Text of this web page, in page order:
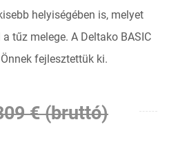
helyiségében is, melyet
tűz melege. A Deltako BASIC
fejlesztettük ki.
€ (bruttó)